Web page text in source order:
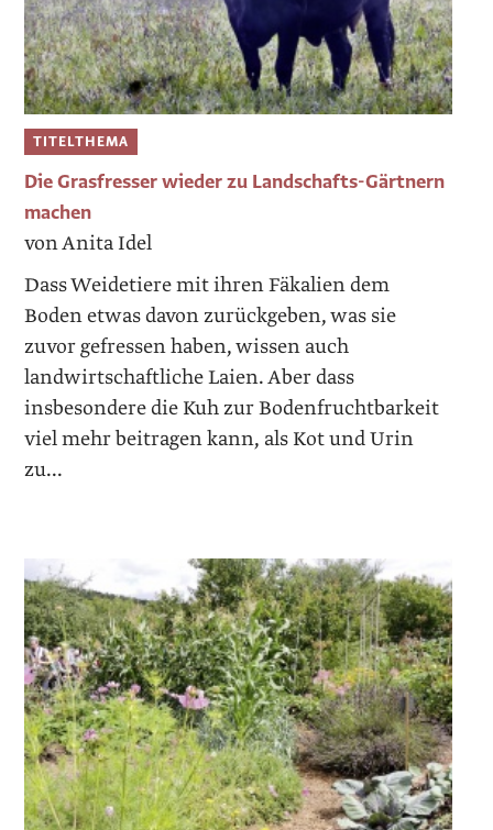
TITELTHEMA
Die Grasfresser wieder zu Landschafts-Gärtnern
machen
von Anita Idel
Dass Weidetiere mit ihren Fäkalien dem
Boden etwas davon zurückgeben, was sie
zuvor gefressen haben, wissen auch
landwirtschaftliche Laien. Aber dass
insbesondere die Kuh zur Bodenfruchtbarkeit
viel mehr beitragen kann, als Kot und Urin
zu...